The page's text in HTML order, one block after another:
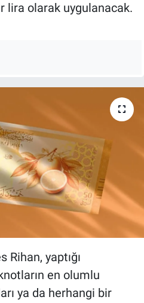
lira olarak uygulanacak.
Rihan, yaptığı
en olumlu
ya da herhangi bir